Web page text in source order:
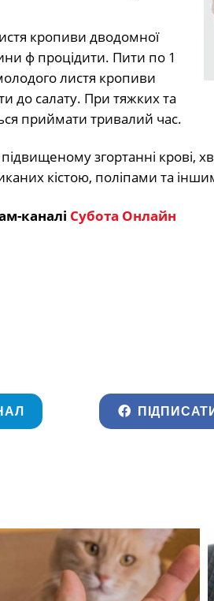
кропиви дводомної
ф процідити. Пити по 1
листя кропиви
до салату. При тяжких та
приймати тривалий час.
згортанні крові,
кістою, поліпами та
каналі Субота Онлайн